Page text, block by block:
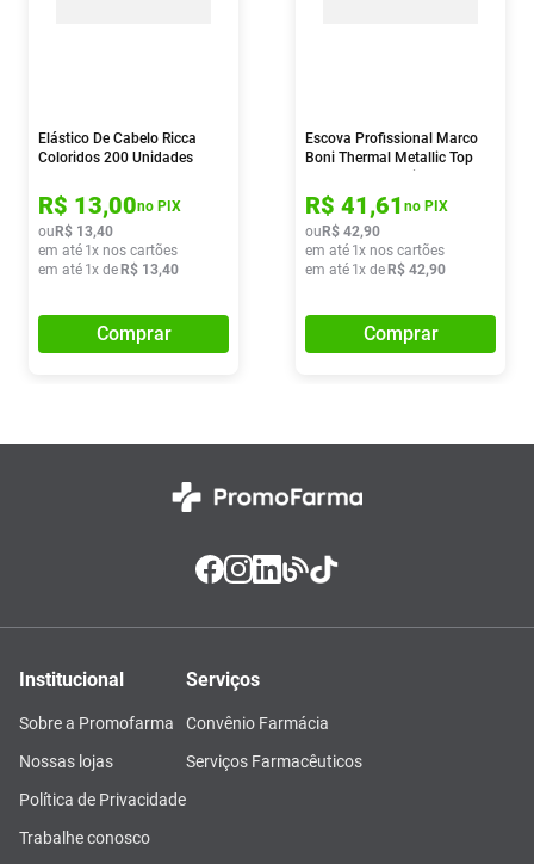
Elástico De Cabelo Ricca
Coloridos 200 Unidades
R$ 13,00no PIX
ou R$ 13,40
em até 1x nos cartões
em até 1x de R$ 13,40
Comprar
Escova Profissional Marco
Boni Thermal Metallic Top
R$ 41,61 no PIX
ou R$ 42,90
em até 1x nos cartões
em até 1x de R$ 42,90
Comprar
Institucional
Sobre a Promofarma
Nossas lojas
Política de Privacidade
Trabalhe conosco
Serviços
Convênio Farmácia
Serviços Farmacêuticos